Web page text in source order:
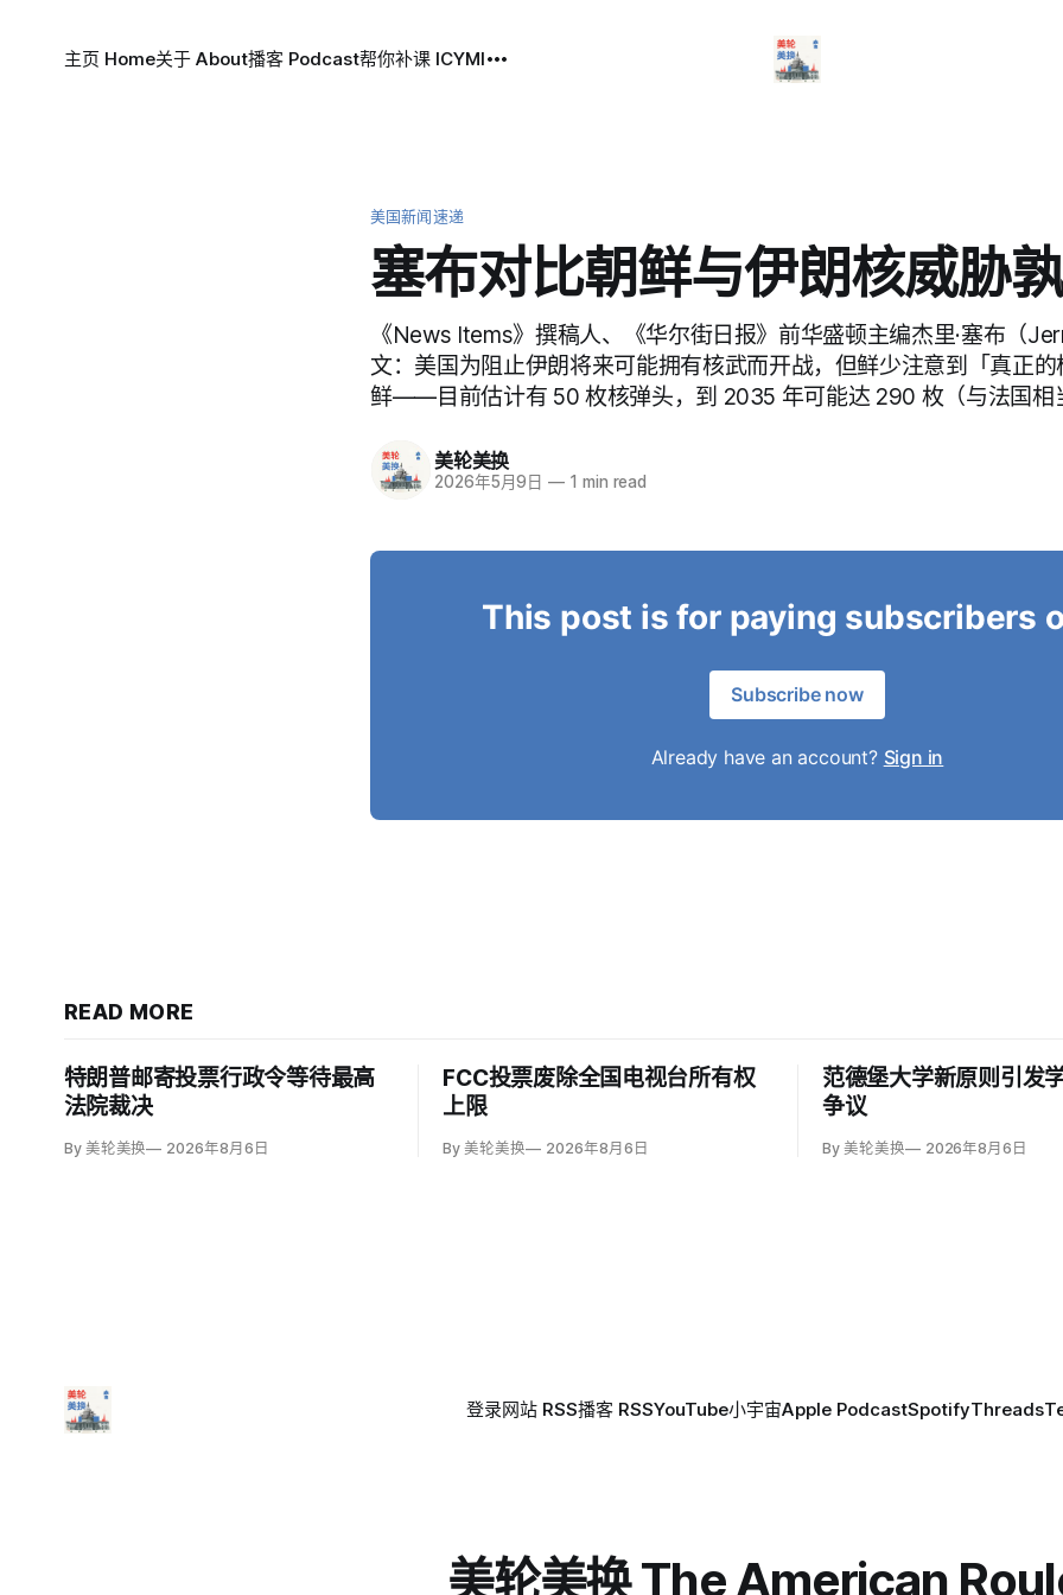
主页 Home关于 About播客 Podcast帮你补课 ICYMI
美国新闻速递
塞布对比朝鲜与伊朗核威胁
《News Items》撰稿人、《华尔街日报》前华盛顿主编杰里·塞布（
文：美国为阻止伊朗将来可能拥有核武而开战，但鲜少注意到「真正
鲜——目前估计有 50 枚核弹头，到 2035 年可能达 290 枚（与法国相
美轮美换
2026年5月9日 — 1 min read
This post is for paying subscribers
Subscribe now
Already have an account? Sign in
READ MORE
特朗普邮寄投票行政令等待最高
法院裁决
By 美轮美换 2026年8月6日
FCC投票废除全国电视台所有权
上限
By 美轮美换 2026年8月6日
范德堡大学新原则引发
争议
By 美轮美换 2026年8月6日
登录网站 RSS播客 RSSYouTube小宇宙Apple PodcastSpotifyThreads
美轮美换 The American